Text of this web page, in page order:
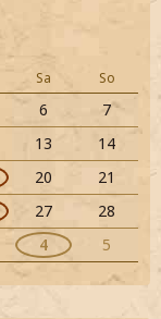
Sa So
6
7
13
14
20
21
27
28
4 5